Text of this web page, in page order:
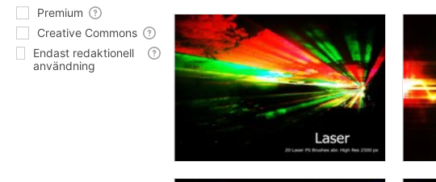
Premium
Creative Commons
Endast redaktionell
användning